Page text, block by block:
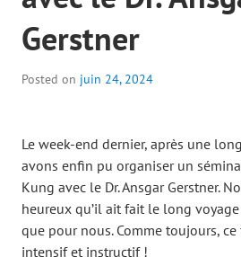
Gerstner
Posted on juin 24, 2024
Le week-end dernier, après une
avons enfin pu organiser un
Kung avec le Dr. Ansgar Gerstner.
heureux qu’il ait fait le long
que pour nous. Comme toujours,
intensif et instructif !